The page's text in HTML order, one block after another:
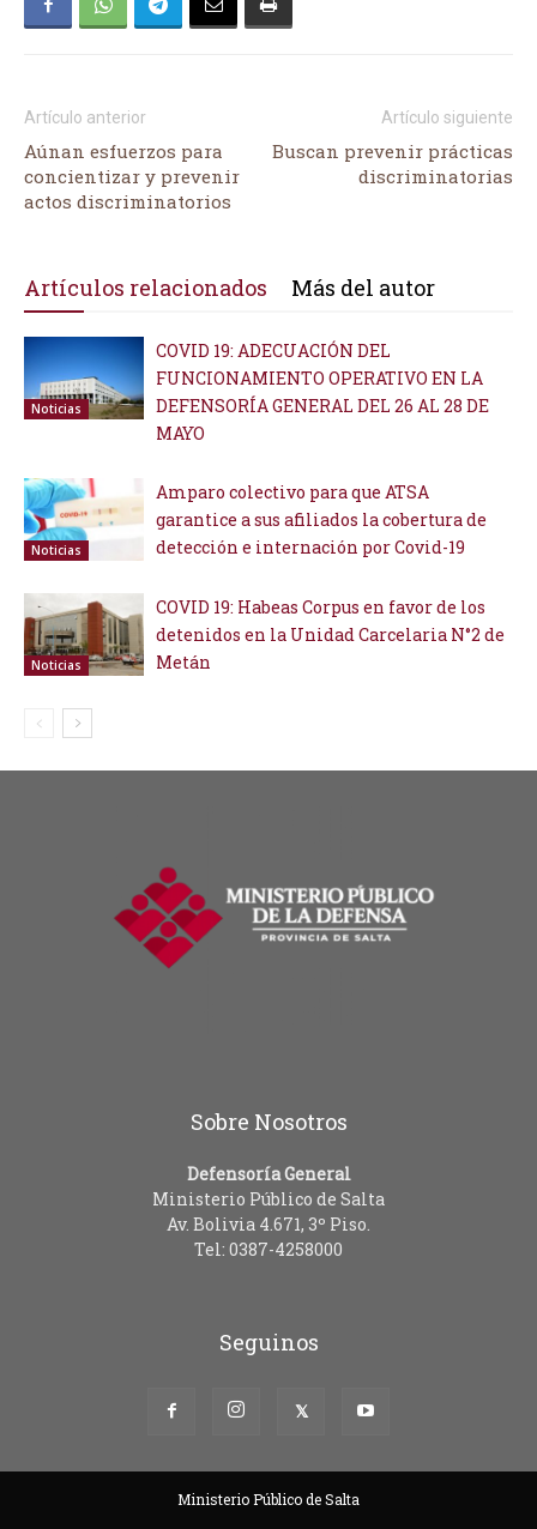
Artículo anterior
Aúnan esfuerzos para
concientizar y prevenir
actos discriminatorios
Artículo siguiente
Buscan prevenir prácticas
discriminatorias
Artículos relacionados Más del autor
Noticias
COVID 19: ADECUACIÓN DEL
FUNCIONAMIENTO OPERATIVO EN LA
DEFENSORÍA GENERAL DEL 26 AL 28 DE
MAYO
Noticias
Amparo colectivo para que ATSA
garantice a sus afiliados la cobertura de
detección e internación por Covid-19
Noticias
COVID 19: Habeas Corpus en favor de los
detenidos en la Unidad Carcelaria N°2 de
Metán
Sobre Nosotros
Defensoría General
Ministerio Público de Salta
Av. Bolivia 4.671, 3º Piso.
Tel: 0387-4258000
Seguinos
Ministerio Público de Salta